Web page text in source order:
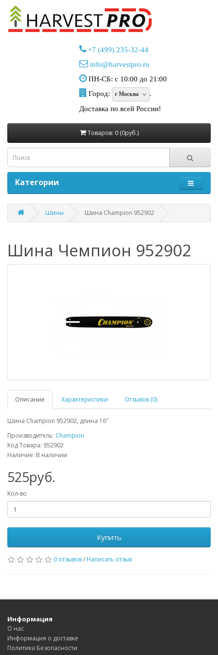
+7 (499) 235-32-44
info@harvestpro.ru
ПН-СБ: с 10:00 до 21:00
Город:
г Москва
.
Доставка по всей России!
Товаров: 0 (0руб.)
Категории
Шины Шина Champion 952902
Шина Чемпион 952902
Описание Характеристики Отзывов (0)
Шина Champion 952902, длина 16"
Производитель: Champion
Код Товара: 952902
Наличие: В наличии
525руб.
Кол-во
Купить
0 отзывов/ Написать отзыв
Информация
О нас
Информация о доставке
Политика Безопасности